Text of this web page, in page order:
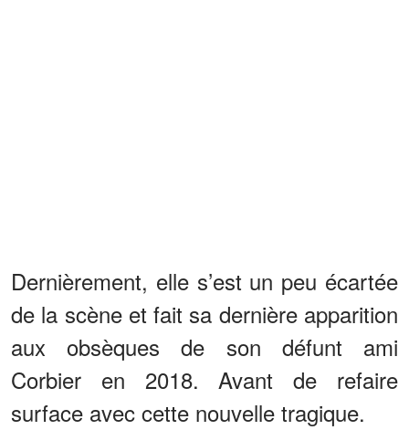
Dernièrement, elle s’est un peu écartée
de la scène et fait sa dernière apparition
aux obsèques de son défunt ami
Corbier en 2018. Avant de refaire
surface avec cette nouvelle tragique.